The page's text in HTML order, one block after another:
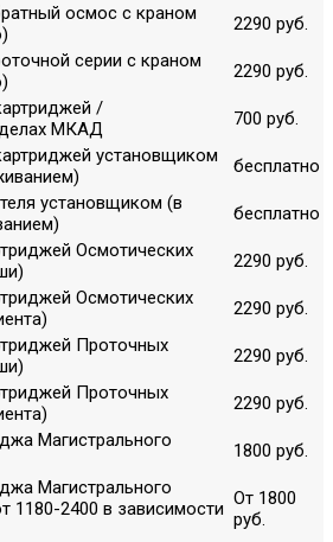
осмос с краном
2290 руб.
серии с краном
2290 руб.
/
МКАД
700 руб.
установщиком
бесплатно
установщиком (в
бесплатно
Осмотических
2290 руб.
Осмотических
2290 руб.
Проточных
2290 руб.
Проточных
2290 руб.
Магистрального
1800 руб.
Магистрального
1180-2400 в зависимости От 1800
руб.